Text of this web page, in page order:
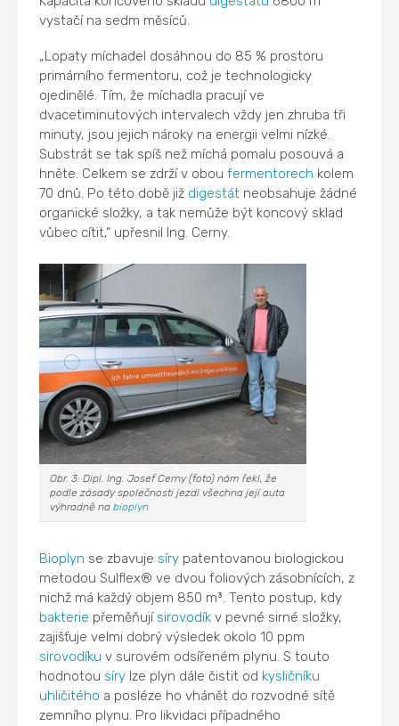
vystačí na sedm měsíců.
„Lopaty míchadel dosáhnou do 85 % prostoru
primárního fermentoru, což je technologicky
ojedinělé. Tím, že míchadla pracují ve
dvacetiminutových intervalech vždy jen zhruba tři
minuty, jsou jejich nároky na energii velmi nízké.
Substrát se tak spíš než míchá pomalu posouvá a
hněte. Celkem se zdrží v oboufermentorech kolem
70 dnů. Po této době již digestát neobsahuje žádné
organické složky, a tak nemůže být koncový sklad
vůbec cítit,“ upřesnil Ing. Cerny.
Obr. 3: Dipl. Ing. Josef Cerny (foto) nám řekl, že
podle zásady společnosti jezdí všechna její auta
výhradně nabioplyn
Bioplyn se zbavuje síry patentovanou biologickou
metodou Sulflex® ve dvou foliových zásobnících, z
nichž má každý objem 850 m³. Tento postup, kdy
bakterie přeměňují sirovodík v pevné sirné složky,
zajišťuje velmi dobrý výsledek okolo 10 ppm
sirovodíku v surovém odsířeném plynu. S touto
hodnotou síry lze plyn dále čistit od kysličníku
uhličitého a posléze ho vhánět do rozvodné sítě
zemního plynu. Pro likvidaci případného